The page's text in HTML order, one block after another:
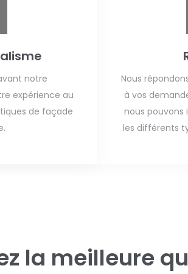
notre
expérience au
de façade
Nous
à vos
nous pouvons
les différents
la meilleure